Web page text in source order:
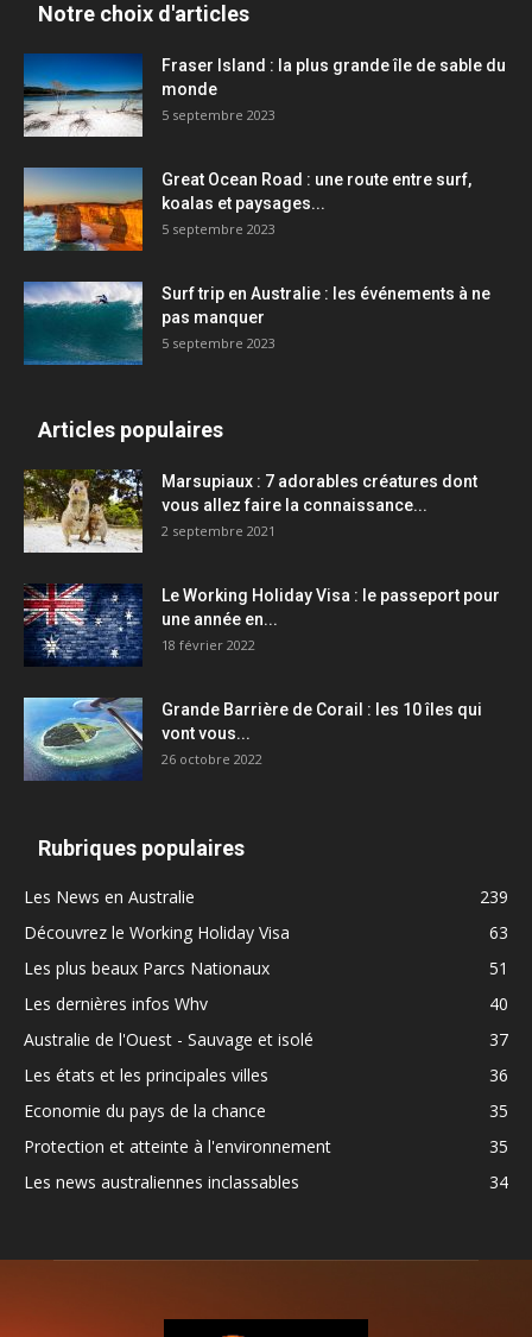
Notre choix d'articles
Fraser Island : la plus grande île de sable du
monde
5 septembre 2023
Great Ocean Road : une route entre surf,
koalas et paysages...
5 septembre 2023
Surf trip en Australie : les événements à ne
pas manquer
5 septembre 2023
Articles populaires
Marsupiaux : 7 adorables créatures dont
vous allez faire la connaissance...
2 septembre 2021
Le Working Holiday Visa : le passeport pour
une année en...
18 février 2022
Grande Barrière de Corail : les 10 îles qui
vont vous...
26 octobre 2022
Rubriques populaires
Les News en Australie
239
Découvrez le Working Holiday Visa
63
Les plus beaux Parcs Nationaux
51
Les dernières infos Whv
40
Australie de l'Ouest - Sauvage et isolé
37
Les états et les principales villes
36
Economie du pays de la chance
35
Protection et atteinte à l'environnement
35
Les news australiennes inclassables
34